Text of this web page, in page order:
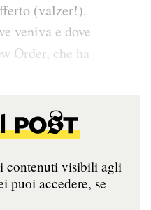
(valzer!).
veniva e dove
Order, che ha
contenuti visibili agli
puoi accedere, se